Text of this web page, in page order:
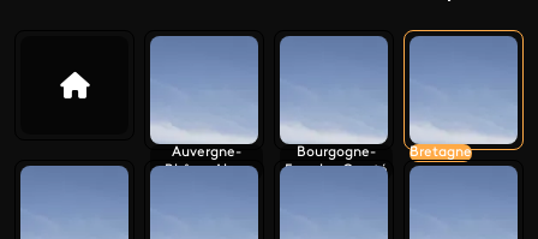
Auvergne-
Rhône-Alpes
Bourgogne-
Franche-Comté
Bretagne